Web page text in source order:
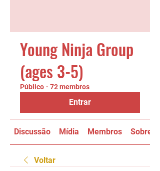
Young Ninja Group
(ages 3-5)
Público · 72 membros
Entrar
Discussão Mídia Membros Sobre
Voltar